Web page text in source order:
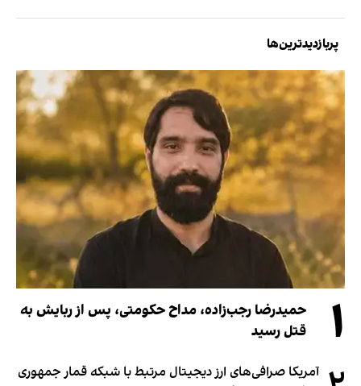
پربازدیدترین‌ها
۱
حمیدرضا رجب‌زاده، مداح حکومتی، پس از ربایش به
قتل رسید
آمریکا صرافی‌های ارز دیجیتال مرتبط با شبکه قمار جمهوری